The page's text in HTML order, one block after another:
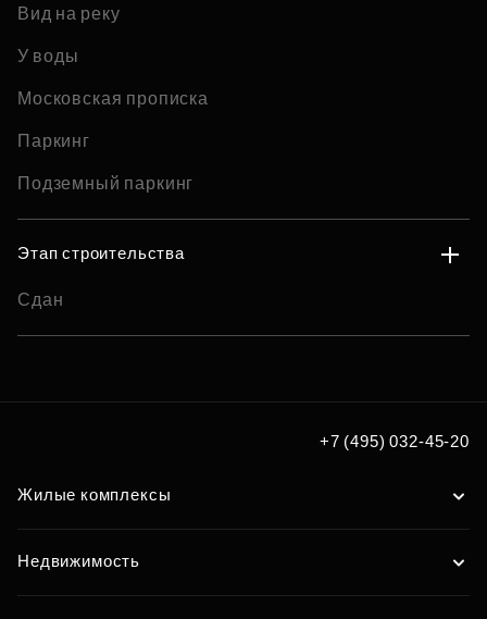
Вид на реку
У воды
Московская прописка
Паркинг
Подземный паркинг
Этап строительства
Сдан
+7 (495) 032-45-20
Жилые комплексы
Недвижимость